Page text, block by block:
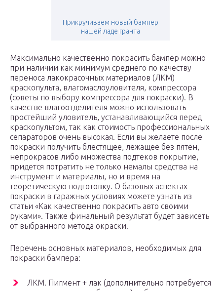
Прикручиваем новый бампер
нашей ладе гранта
Максимально качественно покрасить бампер можно
при наличии как минимум среднего по качеству
переноса лакокрасочных материалов (ЛКМ)
краскопульта, влагомаслоуловителя, компрессора
(советы по выбору компрессора для покраски). В
качестве влагоотделителя можно использовать
простейший уловитель, устанавливающийся перед
краскопультом, так как стоимость профессиональных
сепараторов очень высокая. Если вы желаете после
покраски получить блестящее, лежащее без пятен,
непрокрасов либо множества подтеков покрытие,
придется потратить не только немалы средства на
инструмент и материалы, но и время на
теоретическую подготовку. О базовых аспектах
покраски в гаражных условиях можете узнать из
статьи «Как качественно покрасить авто своими
руками». Также финальный результат будет зависеть
от выбранного метода окраски.
Перечень основных материалов, необходимых для
покраски бампера:
ЛКМ. Пигмент + лак (дополнительно потребуется